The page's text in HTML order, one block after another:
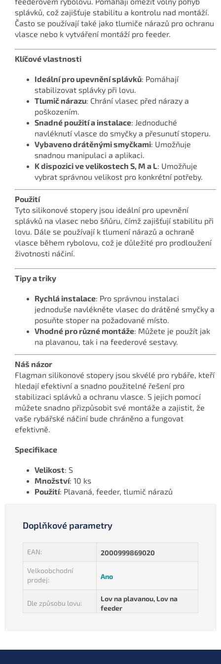
splávků, což zajišťuje stabilitu a kontrolu nad montáží.
Často se používají také jako tlumiče nárazů pro ochranu
vlasce nebo k vytváření montáží pro feeder.
Klíčové vlastnosti
Ideální pro upevnění splávků: Pomáhají
stabilizovat splávky při lovu.
Tlumič nárazu: Chrání vlasec před nárazy a
poškozením.
Snadné použití a instalace: Jednoduché
navléknutí vlasce do smyčky a přesunutí stoperu.
Vybaveno drátěnými smyčkami: Umožňuje
snadnou manipulaci a aplikaci.
K dispozici ve velikostech S, M a L: Umožňuje
vybrat správnou velikost pro konkrétní potřeby.
Použití
Tyto silikonové stopery jsou ideální pro upevnění
splávků na vlasec nebo šňůru, čímž zajišťují stabilitu při
lovu. Dále se používají k tlumení nárazů a ochraně
vlasce během rybolovu, což je důležité pro prodloužení
životnosti náčiní.
Tipy a triky
Rychlá instalace: Pro správnou instalaci
jednoduše navlékněte vlasec do drátěné smyčky a
posuňte stoper na požadované místo.
Vhodné pro různé montáže: Můžete je použít jak
na plavanou, tak i na feederové sestavy.
Náš názor
Flagman silikonové stopery jsou skvélé pro rybáře, kteří
hledají efektivní a snadno použitelné řešení pro
stabilizaci splávků a ochranu vlasce. S jejich pomocí
můžete snadno přizpůsobit své montáže a zajistit, že
vaše rybářské náčiní bude chráněno a fungovat
efektivně.
Specifikace
Velikost: S
Množství: 10 ks
Použití: Plavaná, feeder, tlumič nárazů
Doplňkové parametry
EAN: 2000999869020
Velkoobchodní
prodej: Ano
Dle způsobu lovu:
Lov na plavanou, Lov na
feeder